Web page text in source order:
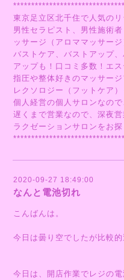
東京足立区北千住で人気のリ
男性セラピスト、男性施術
ッサージ（アロママッサー
バストケア、バストアップ
アップも！口コミ多数！エ
指圧や整体好きのマッサー
レクソロジー（フットケア）
個人経営の個人サロンなので
遅くまで営業なので、深夜
ラクゼーションサロンをお
2020-09-27 18:49:00
なんと電池切れ
こんばんは。
今日は曇り空でしたが比較
今日は、開店作業でレジの